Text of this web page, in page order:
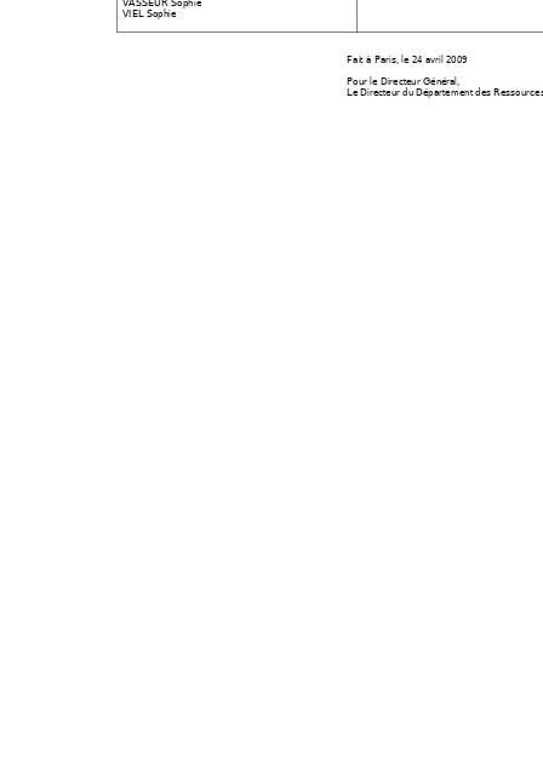
VIEL Sophie
Fait à Paris, le 24 avril 2009
Pour le Directeur Général,
Le Directeur du Département des